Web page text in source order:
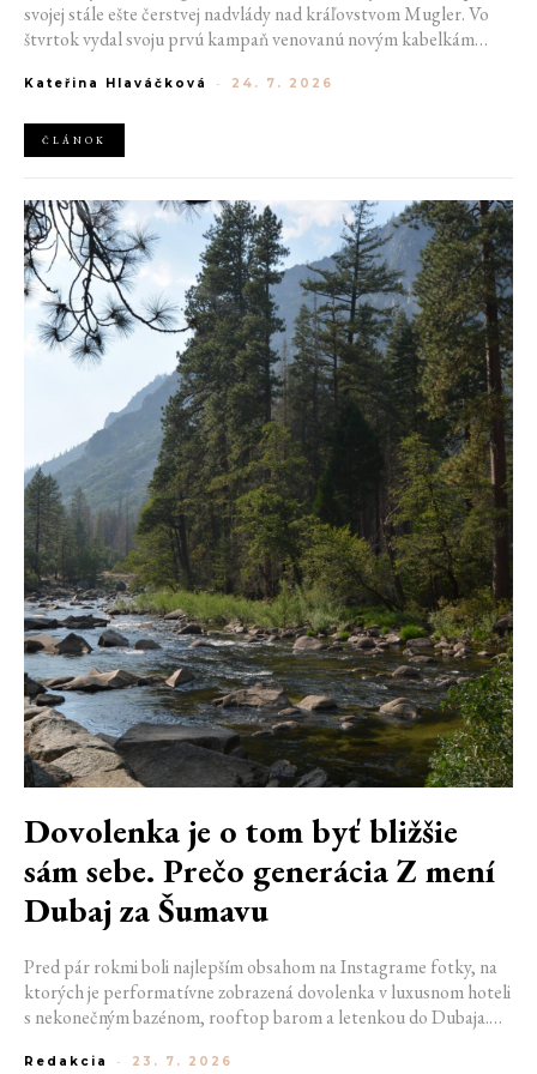
svojej stále ešte čerstvej nadvlády nad kráľovstvom Mugler. Vo
štvrtok vydal svoju prvú kampaň venovanú novým kabelkám
návrhár do módneho domu prišiel. Umne kombinuje výrazy
podobu ženskosti.
Kateřina Hlaváčková - 24. 7. 2026
ČLÁNOK
Dovolenka je o tom byť bližšie
sám sebe. Prečo generácia Z mení
Dubaj za Šumavu
Pred pár rokmi boli najlepším obsahom na Instagrame fotky, na
ktorých je performatívne zobrazená dovolenka v luxusnom hoteli
s nekonečným bazénom, rooftop barom a letenkou do Dubaja.
Jizerských horách. Ranné kúpanie v lome. Výlet vlakom na
Redakcia - 23. 7. 2026